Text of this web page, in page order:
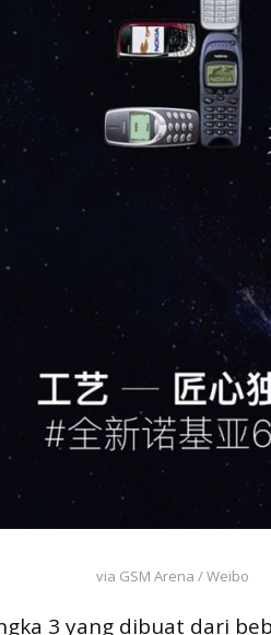
via GSM Arena / Weibo
3 yang dibuat dari